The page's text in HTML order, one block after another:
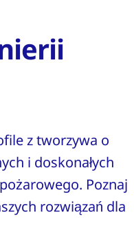
z tworzywa o
i doskonałych
Poznaj
rozwiązań dla